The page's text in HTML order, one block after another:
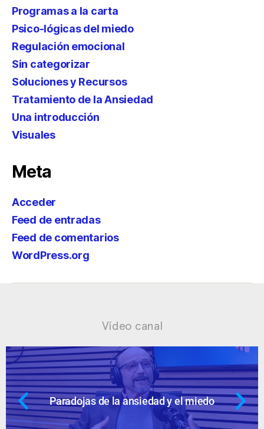
Programas a la carta
Psico-lógicas del miedo
Regulación emocional
Sin categorizar
Soluciones y Recursos
Tratamiento de la Ansiedad
Una introducción
Visuales
Meta
Acceder
Feed de entradas
Feed de comentarios
WordPress.org
Vídeo canal
Ansiedad: supuestos